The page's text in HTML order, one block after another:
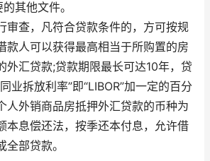
其他文件。
审查，凡符合贷款条件的，方可按规
款人可以获得最高相当于所购置的房
外汇贷款;贷款期限最长可达10年，贷
业拆放利率”即“LIBOR”加一定的百分
人外销商品房抵押外汇贷款的币种为
本息偿还法，按季还本付息，允许借
部贷款。